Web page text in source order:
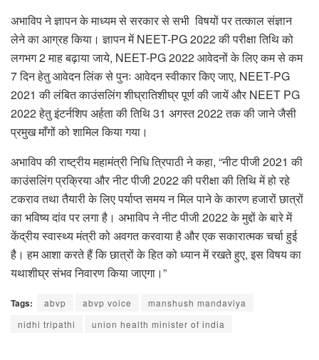
अभाविप ने ज्ञापन के माध्यम से सरकार से सभी विषयों पर तत्काल संज्ञान
लेने का आग्रह किया। ज्ञापन में NEET-PG 2022 की परीक्षा तिथि को
लगभग 2 माह बढ़ाया जाये, NEET-PG 2022 आवेदनों के लिए कम से कम
7 दिन हेतु आवेदन लिंक से पुनः आवेदन स्वीकार किए जाए, NEET-PG
2021 की लंबित काउंसलिंग शीघ्रातिशीघ्र पूर्ण की जायें और NEET PG
2022 हेतु इंटर्नशिप अर्हता की तिथि 31 अगस्त 2022 तक की जाने जैसी
प्रमुख माँगों को शामिल किया गया।
अभाविप की राष्ट्रीय महामंत्री निधि त्रिपाठी ने कहा, “नीट पीजी 2021 की
काउंसलिंग प्रक्रिया और नीट पीजी 2022 की परीक्षा की तिथि में हो रहे
टकराव तथा तैयारी के लिए पर्याप्त समय न मिल पाने के कारण हजारों छात्रों
का भविष्य दांव पर लगा है। अभाविप ने नीट पीजी 2022 के मुद्दों के बारे में
केंद्रीय स्वास्थ्य मंत्री को अवगत करवाया है और एक सकारात्मक चर्चा हुई
है। हम आशा करते हैं कि छात्रों के हित को ध्यान में रखते हुए, इस विषय का
यथाशीघ्र संभव निवारण किया जाएगा।”
Tags: abvp abvp voice
manshush mandaviya
nidhi tripathi
union health minister of india